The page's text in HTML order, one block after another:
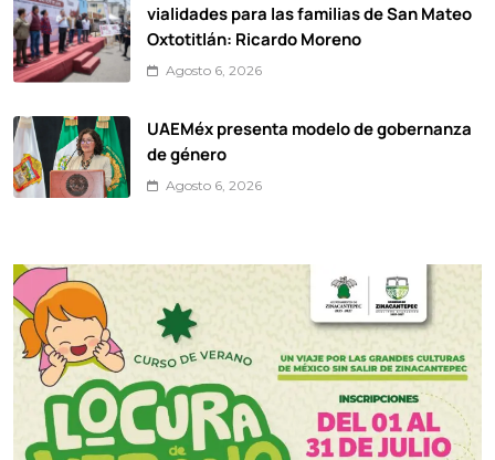
vialidades para las familias de San Mateo
Oxtotitlán: Ricardo Moreno
Agosto 6, 2026
UAEMéx presenta modelo de gobernanza
de género
Agosto 6, 2026